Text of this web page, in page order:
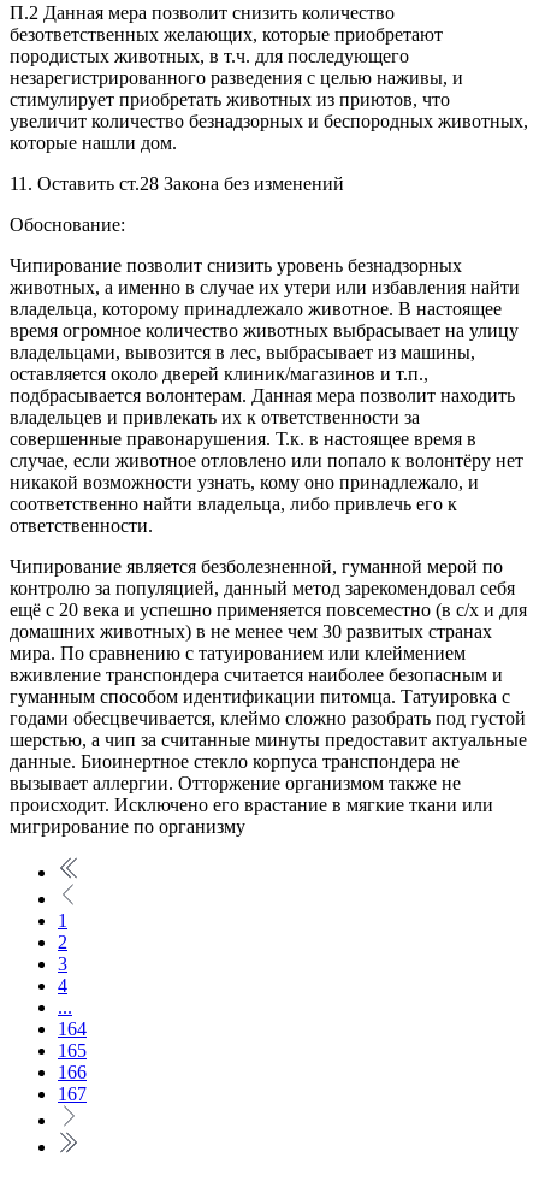
П.2 Данная мера позволит снизить количество
безответственных желающих, которые приобретают
породистых животных, в т.ч. для последующего
незарегистрированного разведения с целью наживы, и
стимулирует приобретать животных из приютов, что
увеличит количество безнадзорных и беспородных животных,
которые нашли дом.
11. Оставить ст.28 Закона без изменений
Обоснование:
Чипирование позволит снизить уровень безнадзорных
животных, а именно в случае их утери или избавления найти
владельца, которому принадлежало животное. В настоящее
время огромное количество животных выбрасывает на улицу
владельцами, вывозится в лес, выбрасывает из машины,
оставляется около дверей клиник/магазинов и т.п.,
подбрасывается волонтерам. Данная мера позволит находить
владельцев и привлекать их к ответственности за
совершенные правонарушения. Т.к. в настоящее время в
случае, если животное отловлено или попало к волонтёру нет
никакой возможности узнать, кому оно принадлежало, и
соответственно найти владельца, либо привлечь его к
ответственности.
Чипирование является безболезненной, гуманной мерой по
контролю за популяцией, данный метод зарекомендовал себя
ещё с 20 века и успешно применяется повсеместно (в с/х и для
домашних животных) в не менее чем 30 развитых странах
мира. По сравнению с татуированием или клеймением
вживление транспондера считается наиболее безопасным и
гуманным способом идентификации питомца. Татуировка с
годами обесцвечивается, клеймо сложно разобрать под густой
шерстью, а чип за считанные минуты предоставит актуальные
данные. Биоинертное стекло корпуса транспондера не
вызывает аллергии. Отторжение организмом также не
происходит. Исключено его врастание в мягкие ткани или
мигрирование по организму
1
2
3
4
...
164
165
166
167